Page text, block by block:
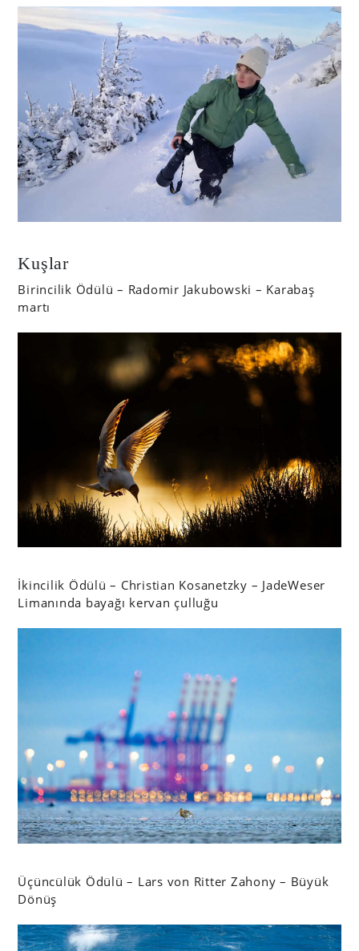
Kuşlar
Birincilik Ödülü – Radomir Jakubowski – Karabaş
martı
İkincilik Ödülü – Christian Kosanetzky – JadeWeser
Limanında bayağı kervan çulluğu
Üçüncülük Ödülü – Lars von Ritter Zahony – Büyük
Dönüş